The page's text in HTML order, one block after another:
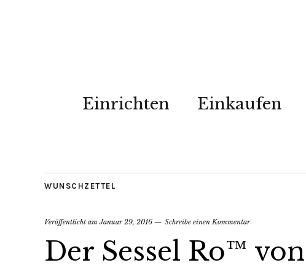
Einrichten Einkaufen
WUNSCHZETTEL
Veröffentlicht amJanuar 29, 2016 Schreibe einen Kommentar
Der Sessel Ro™